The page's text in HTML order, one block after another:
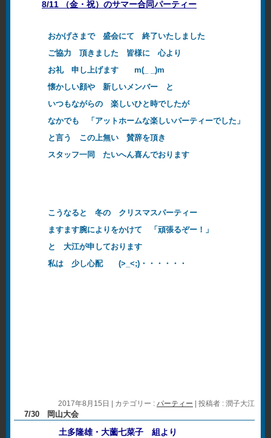
8/11 （金・祝）のサマー合同パーティー
おかげさまで 盛会にて 終了いたしました
ご協力 頂きました 皆様に 心より
お礼 申し上げます m(_ _)m
懐かしい顔や 新しいメンバー と
いつもながらの 楽しいひと時でしたが
なかでも 「アットホームな楽しいパーティーでした」
と言う この上無い 賛辞を頂き
スタッフ一同 たいへん喜んでおります
こうなると 冬の クリスマスパーティー
ますます腕によりをかけて 「頑張るぞー！」
と 大江が申しております
私は 少し心配 (>_<;)・・・・・・
2017年8月15日 | カテゴリー : パーティー | 投稿者 : 潤子大江
7/30 岡山大会
土多隆雄・大薗七菜子 組 より